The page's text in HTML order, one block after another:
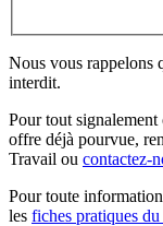
Nous vous rappelons
interdit.
Pour tout signalement
offre déjà pourvue,
Travail ou contactez-
Pour toute
les fiches pratiques